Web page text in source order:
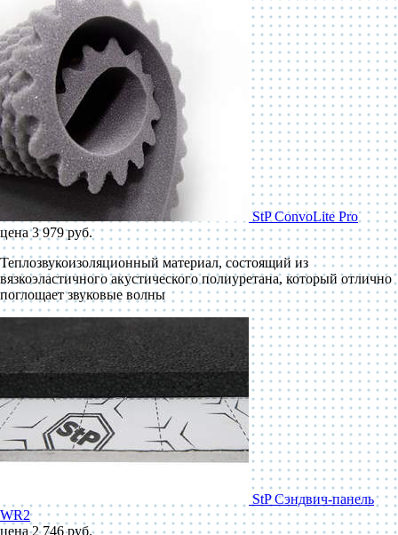
StP ConvoLite Pro
цена 3 979 руб.
Теплозвукоизоляционный материал, состоящий из
вязкоэластичного акустического полиуретана, который отлично
поглощает звуковые волны
StP Сэндвич-панель
WR2
цена 2 746 руб.